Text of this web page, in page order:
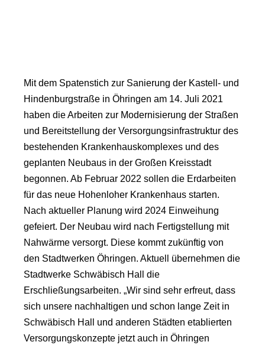
Mit dem Spatenstich zur Sanierung der Kastell- und
Hindenburgstraße in Öhringen am 14. Juli 2021
haben die Arbeiten zur Modernisierung der Straßen
und Bereitstellung der Versorgungsinfrastruktur des
bestehenden Krankenhauskomplexes und des
geplanten Neubaus in der Großen Kreisstadt
begonnen. Ab Februar 2022 sollen die Erdarbeiten
für das neue Hohenloher Krankenhaus starten.
Nach aktueller Planung wird 2024 Einweihung
gefeiert. Der Neubau wird nach Fertigstellung mit
Nahwärme versorgt. Diese kommt zukünftig von
den Stadtwerken Öhringen. Aktuell übernehmen die
Stadtwerke Schwäbisch Hall die
Erschließungsarbeiten. „Wir sind sehr erfreut, dass
sich unsere nachhaltigen und schon lange Zeit in
Schwäbisch Hall und anderen Städten etablierten
Versorgungskonzepte jetzt auch in Öhringen